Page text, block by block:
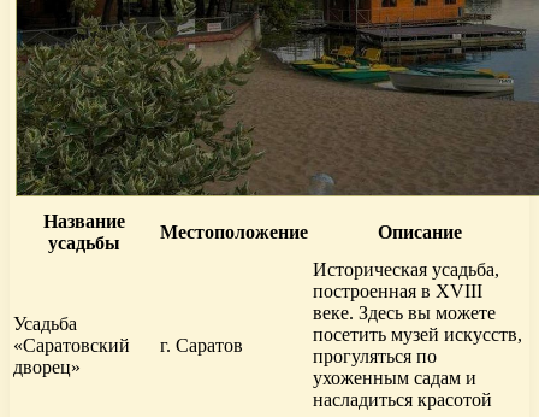
Название
усадьбы
Местоположение Описание
Усадьба
«Саратовский
дворец»
г. Саратов
Историческая усадьба,
построенная в XVIII
веке. Здесь вы можете
посетить музей искусств,
прогуляться по
ухоженным садам и
насладиться красотой